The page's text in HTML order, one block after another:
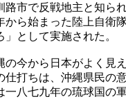
市で反戦地主と知ら
ら始まった陸上自衛
として実施された。
今から日本がよく見
打ちは、沖縄県民の
八七九年の琉球国の